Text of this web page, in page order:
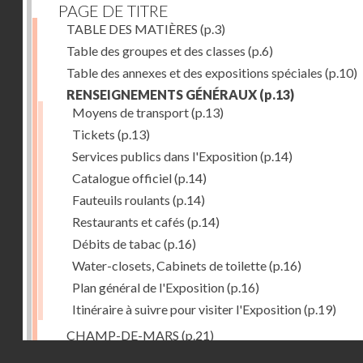
PAGE DE TITRE
TABLE DES MATIÈRES (p.3)
Table des groupes et des classes (p.6)
Table des annexes et des expositions spéciales (p.10)
RENSEIGNEMENTS GÉNÉRAUX (p.13)
Moyens de transport(p.13)
Tickets (p.13)
Services publics dans l'Exposition(p.14)
Catalogue officiel(p.14)
Fauteuils roulants (p.14)
Restaurants et cafés (p.14)
Débits de tabac (p.16)
Water-closets, Cabinets de toilette(p.16)
Plan général de l'Exposition(p.16)
Itinéraire à suivre pour visiter l'Exposition(p.19)
CHAMP-DE-MARS (p.21)